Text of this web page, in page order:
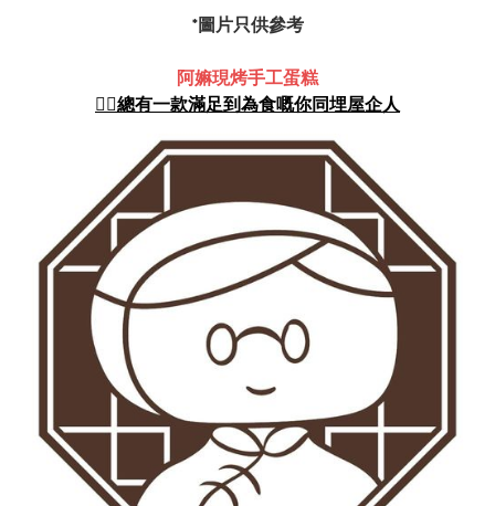
*圖片只供參考
阿嫲現烤手工蛋糕
👍🏻總有一款滿足到為食嘅你同埋屋企人